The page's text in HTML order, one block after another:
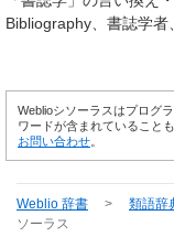
Bibliography
書誌学者
Weblioシソーラスはプログ
ワードが含まれていること
お問い合わせ。
Weblio 辞書 > 類語辞
ソーラス